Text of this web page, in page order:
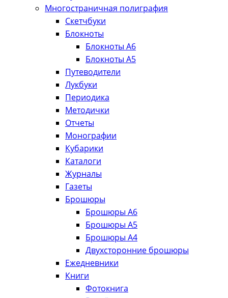
Многостраничная полиграфия
Скетчбуки
Блокноты
Блокноты А6
Блокноты А5
Путеводители
Лукбуки
Периодика
Методички
Отчеты
Монографии
Кубарики
Каталоги
Журналы
Газеты
Брошюры
Брошюры А6
Брошюры А5
Брошюры А4
Двухсторонние брошюры
Ежедневники
Книги
Фотокнига